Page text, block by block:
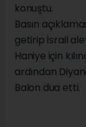
konuştu.
Basın
getirip İsrail
Haniye için
ardından
Balon dua etti.